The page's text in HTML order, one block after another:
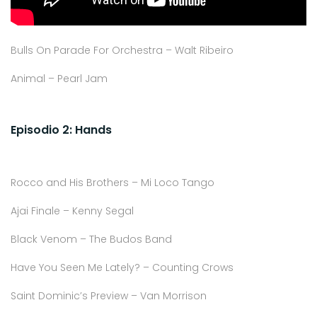
Bulls On Parade For Orchestra – Walt Ribeiro
Animal – Pearl Jam
Episodio 2: Hands
Rocco and His Brothers – Mi Loco Tango
Ajai Finale – Kenny Segal
Black Venom – The Budos Band
Have You Seen Me Lately? – Counting Crows
Saint Dominic’s Preview – Van Morrison